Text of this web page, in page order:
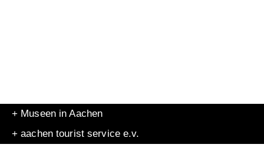
+ Museen in Aachen
+ aachen tourist service e.v.